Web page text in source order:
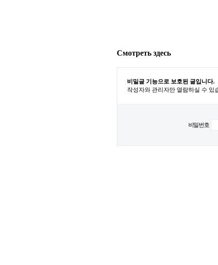
Смотреть здесь
비밀글 기능으로 보호된 글입니다.
작성자와 관리자만 열람하실 수 있
비밀번호